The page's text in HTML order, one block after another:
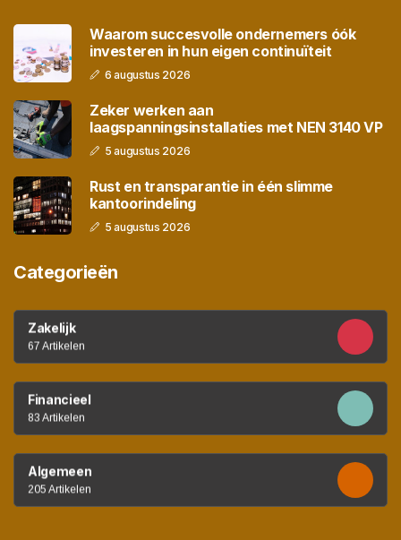
Waarom succesvolle ondernemers óók
investeren in hun eigen continuïteit
6 augustus 2026
Zeker werken aan
laagspanningsinstallaties met NEN 3140 VP
5 augustus 2026
Rust en transparantie in één slimme
kantoorindeling
5 augustus 2026
Categorieën
Zakelijk
67 Artikelen
Financieel
83 Artikelen
Algemeen
205 Artikelen